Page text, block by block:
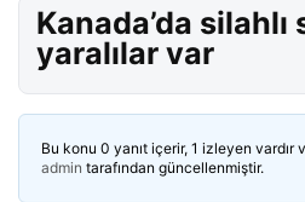
Kanada’da silahlı
yaralılar var
Bu konu 0 yanıt içerir, 1 izleyen vardır
admin tarafından güncellenmiştir.